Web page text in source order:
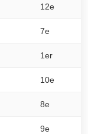
12e
7e
1er
10e
8e
9e